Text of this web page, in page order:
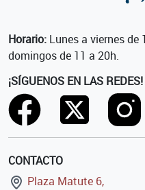
Horario: Lunes a viernes de
domingos de 11 a 20h.
¡SÍGUENOS EN LAS REDES!
CONTACTO
Plaza Matute 6,